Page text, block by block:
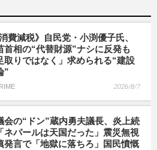
費減税》自民党・小渕優子氏、
首相の“代替財源”ナシに反発も
取りではなく」求められる“建設
”
2026/8/7
会の“ドン”蔵内勇夫議長、炎上続
ネパールは天国だった」震災無視
発言で「地獄に落ちろ」国民憤慨